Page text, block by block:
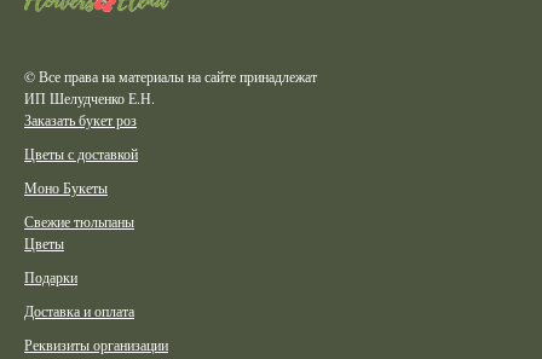
© Все права на материалы на сайте принадлежат
ИП Шелудченко Е.Н.
Заказать букет роз
Цветы с доставкой
Моно Букеты
Свежие тюльпаны
Цветы
Подарки
Доставка и оплата
Реквизиты организации